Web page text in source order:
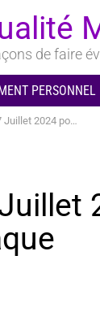
de faire
PERSONNEL
signe du zodiaque